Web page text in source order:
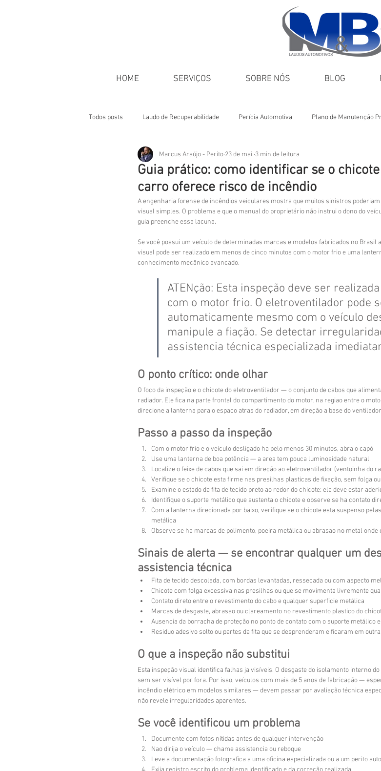
HOME SERVIÇOS SOBRE NÓS BLOG
Todos posts Laudo de Recuperabilidade Perícia Automotiva Plano de Manutenção
Classificação de Danos ART Dicas M&B Veículos incendiados
Guia prático: como identificar se o
carro oferece risco de incêndio
Marcus Araújo - Perito 23 de mai. 3 min de leitura
A engenharia forense de incêndios veiculares mostra que muitos sinistros
visual simples. O problema e que o manual do proprietário não instrui o dono do
guia preenche essa lacuna.
Se você possui um veículo de determinadas marcas e modelos fabricados no Brasil
visual pode ser realizado em menos de cinco minutos com o motor frio e uma
conhecimento mecânico avancado.
ATENção: Esta inspeção deve ser realizada
com o motor frio. O eletroventilador pode
automaticamente mesmo com o veículo
manipule a fiação. Se detectar
assistencia técnica especializada
O ponto crítico: onde olhar
O foco da inspeção e o chicote do eletroventilador — o conjunto de cabos que
radiador. Ele fica na parte frontal do compartimento do motor, na regiao entre o
direcione a lanterna para o espaco atras do radiador, em direção a base do
Passo a passo da inspeção
Com o motor frio e o veículo desligado ha pelo menos 30 minutos, abra o capô
Use uma lanterna de boa potência — a area tem pouca luminosidade natural
Localize o feixe de cabos que sai em direção ao eletroventilador (ventoinha do
Verifique se o chicote esta firme nas presilhas plasticas de fixação, sem folga
Examine o estado da fita de tecido preto ao redor do chicote: ela deve estar
Identifique o suporte metálico que sustenta o chicote e observe se ha contato
Com a lanterna direcionada por baixo, verifique se o chicote esta suspenso
metálica
Observe se ha marcas de polimento, poeira metálica ou abrasao no metal onde
Sinais de alerta — se encontrar qualquer um
assistencia técnica
Fita de tecido descolada, com bordas levantadas, ressecada ou com aspecto
Chicote com folga excessiva nas presilhas ou que se movimenta livremente
Contato direto entre o revestimento do cabo e qualquer superficie metálica
Marcas de desgaste, abrasao ou clareamento no revestimento plastico do
Ausencia da borracha de proteção no ponto de contato com o suporte metálico
Residuo adesivo solto ou partes da fita que se desprenderam e ficaram em
O que a inspeção não substitui
Esta inspeção visual identifica falhas ja visíveis. O desgaste do isolamento interno
sem ser visível por fora. Por isso, veículos com mais de 5 anos de fabricação —
incêndio elétrico em modelos similares — devem passar por avaliação técnica
não revele irregularidades aparentes.
Se você identificou um problema
Documente com fotos nítidas antes de qualquer intervenção
Nao dirija o veículo — chame assistencia ou reboque
Leve a documentação fotografica a uma oficina especializada ou a um perito